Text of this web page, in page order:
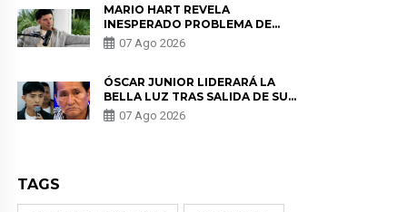
MARIO HART REVELA
INESPERADO PROBLEMA DE
SALUD ANTES DE SEPARARSE DE
KORINA: “ME ENCONTRARON UN
07 Ago 2026
ÓSCAR JUNIOR LIDERARÁ LA
BELLA LUZ TRAS SALIDA DE SU
PADRE POR POLÉMICA CON
NALDY SALDAÑA
07 Ago 2026
TAGS